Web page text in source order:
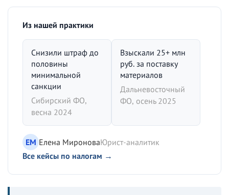
Из нашей практики
Снизили штраф до
половины
минимальной
санкции
Сибирский ФО,
весна 2024
Взыскали 25+ млн
руб. за поставку
материалов
Дальневосточный
ФО, осень 2025
ЕМ Елена МироноваЮрист-аналитик
Все кейсы по налогам →